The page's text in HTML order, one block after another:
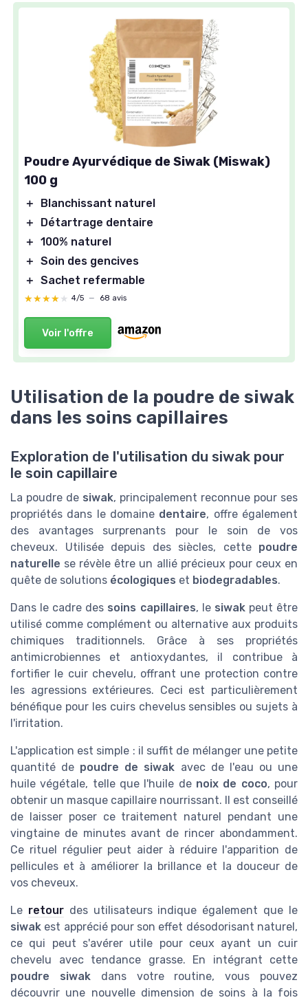
Poudre Ayurvédique de Siwak (Miswak)
100 g
＋
Blanchissant naturel
＋
Détartrage dentaire
＋ 100% naturel
＋ Soin des gencives
＋ Sachet refermable
★★★★★
★★★★★ 4/5 — 68 avis
Voir l'offre
Utilisation de la poudre de siwak
dans les soins capillaires
Exploration de l'utilisation du siwak pour
le soin capillaire
La poudre de siwak, principalement reconnue pour ses
propriétés dans le domaine dentaire, offre également
des avantages surprenants pour le soin de vos
cheveux. Utilisée depuis des siècles, cette poudre
naturelle se révèle être un allié précieux pour ceux en
quête de solutions écologiques et biodegradables.
Dans le cadre des soins capillaires, le siwakpeut être
utilisé comme complément ou alternative aux produits
chimiques traditionnels. Grâce à ses propriétés
antimicrobiennes et antioxydantes, il contribue à
fortifier le cuir chevelu, offrant une protection contre
les agressions extérieures. Ceci est particulièrement
bénéfique pour les cuirs chevelus sensibles ou sujets à
l'irritation.
L'application est simple : il suffit de mélanger une petite
quantité de poudre de siwak avec de l'eau ou une
huile végétale, telle que l'huile de noix de coco, pour
obtenir un masque capillaire nourrissant. Il est conseillé
de laisser poser ce traitement naturel pendant une
vingtaine de minutes avant de rincer abondamment.
Ce rituel régulier peut aider à réduire l'apparition de
pellicules et à améliorer la brillance et la douceur de
vos cheveux.
Le retourdes utilisateurs indique également que le
siwak est apprécié pour son effet désodorisant naturel,
ce qui peut s'avérer utile pour ceux ayant un cuir
chevelu avec tendance grasse. En intégrant cette
poudre siwakdans votre routine, vous pouvez
découvrir une nouvelle dimension de soins à la fois